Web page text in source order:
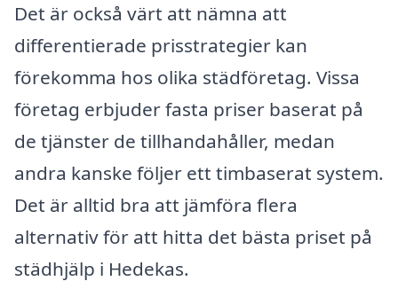
Det är också värt att nämna att
differentierade prisstrategier kan
förekomma hos olika städföretag. Vissa
företag erbjuder fasta priser baserat på
de tjänster de tillhandahåller, medan
andra kanske följer ett timbaserat system.
Det är alltid bra att jämföra flera
alternativ för att hitta det bästa priset på
städhjälp i Hedekas.